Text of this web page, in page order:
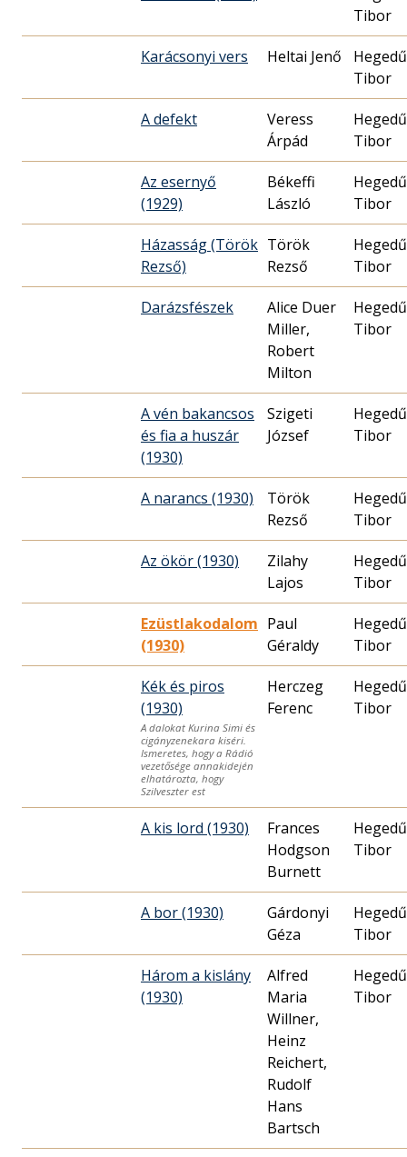
Tibor
Karácsonyi vers Heltai Jenő
Tibor
A defekt
Veress
Árpád
Tibor
Az esernyő
(1929)
Békeffi
László
Tibor
Házasság (Török
Rezső)
Török
Rezső
Tibor
Darázsfészek
Alice Duer
Miller,
Robert
Milton
Tibor
A vén bakancsos
és fia a huszár
(1930)
Szigeti
József
Tibor
A narancs (1930)
Török
Rezső
Tibor
Az ökör (1930)
Zilahy
Lajos
Tibor
Ezüstlakodalom
(1930)
Paul
Géraldy
Tibor
Kék és piros
(1930)
A dalokat Kurina Simi és
cigányzenekara kiséri.
Ismeretes, hogy a Rádió
vezetősége annakidején
elhatározta, hogy
Szilveszter est
Herczeg
Ferenc
Tibor
A kis lord (1930)
Frances
Hodgson
Burnett
Tibor
A bor (1930)
Gárdonyi
Géza
Tibor
Három a kislány
(1930)
Alfred
Maria
Willner,
Heinz
Reichert,
Rudolf
Hans
Bartsch
Tibor